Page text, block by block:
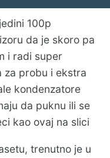
100p
da je skoro pa
i radi super
za probu i ekstra
kondenzatore
da puknu ili se
kao ovaj na slici
trenutno je u